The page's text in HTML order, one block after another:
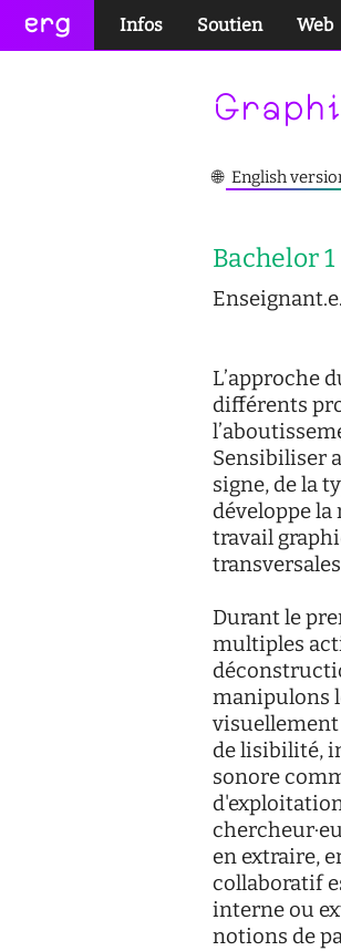
erg Infos
informations
Soutien
aide à la réussite
enseignement
safesa
tutorat
Web
🌐 English
Bachelor 1
L’approche
différents
Sensibiliser
signe, de la
développe
travail
Durant le
multiples
manipulons
visuellement
de lisibilité,
sonore
en extraire,
collaboratif
interne ou
notions de